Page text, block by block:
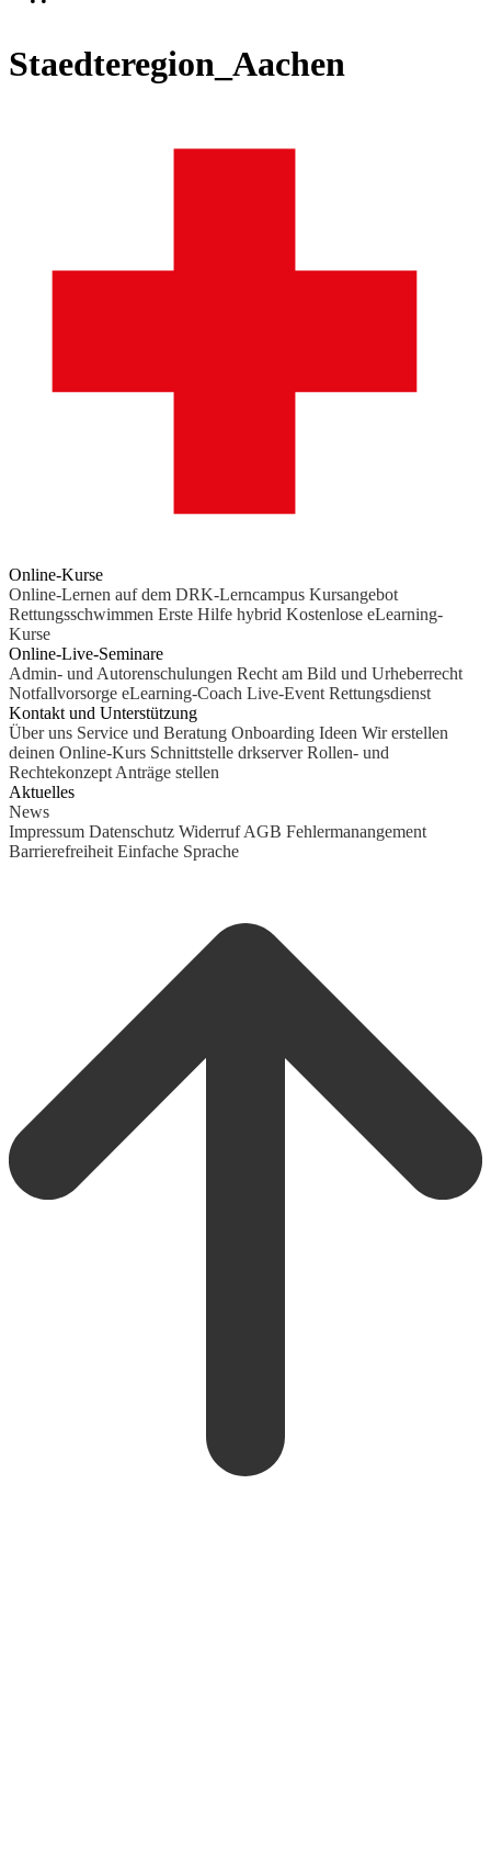
Staedteregion_Aachen
Online-Kurse
Online-Lernen auf dem DRK-Lerncampus Kursangebot
Rettungsschwimmen Erste Hilfe hybrid Kostenlose eLearning-
Kurse
Online-Live-Seminare
Admin- und Autorenschulungen Recht am Bild und Urheberrecht
Notfallvorsorge eLearning-Coach Live-Event Rettungsdienst
Kontakt und Unterstützung
Über uns Service und Beratung Onboarding Ideen Wir erstellen
deinen Online-Kurs Schnittstelle drkserver Rollen- und
Rechtekonzept Anträge stellen
Aktuelles
News
Impressum Datenschutz Widerruf AGB Fehlermanangement
Barrierefreiheit Einfache Sprache